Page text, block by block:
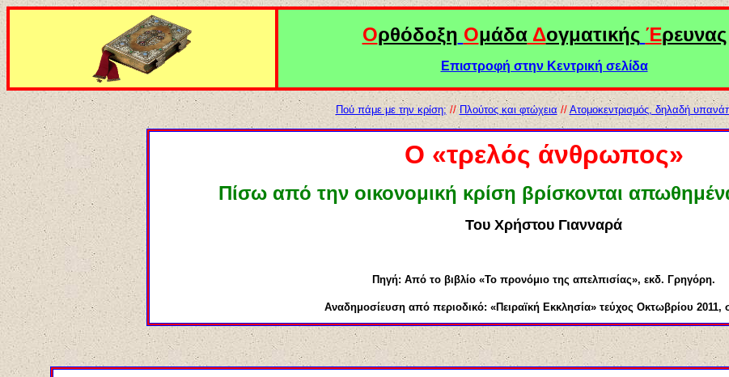
Ορθόδοξη ΟμάδαΔογματικής Έρευνας
Επιστροφή στην Κεντρική σελίδα
Πού πάμε με την κρίση;//Πλούτος και φτώχεια// Ατομοκεντρισμός, δηλαδή
Ο «τρελός άνθρωπος»
Πίσω από την οικονομική κρίση βρίσκονται
Του Χρήστου Γιανναρά
Πηγή: Από το βιβλίο «Το προνόμιο της απελπισίας», εκδ. Γρηγόρη.
Αναδημοσίευση από περιοδικό: «Πειραϊκή Εκκλησία» τεύχος Οκτωβρίου 2011,